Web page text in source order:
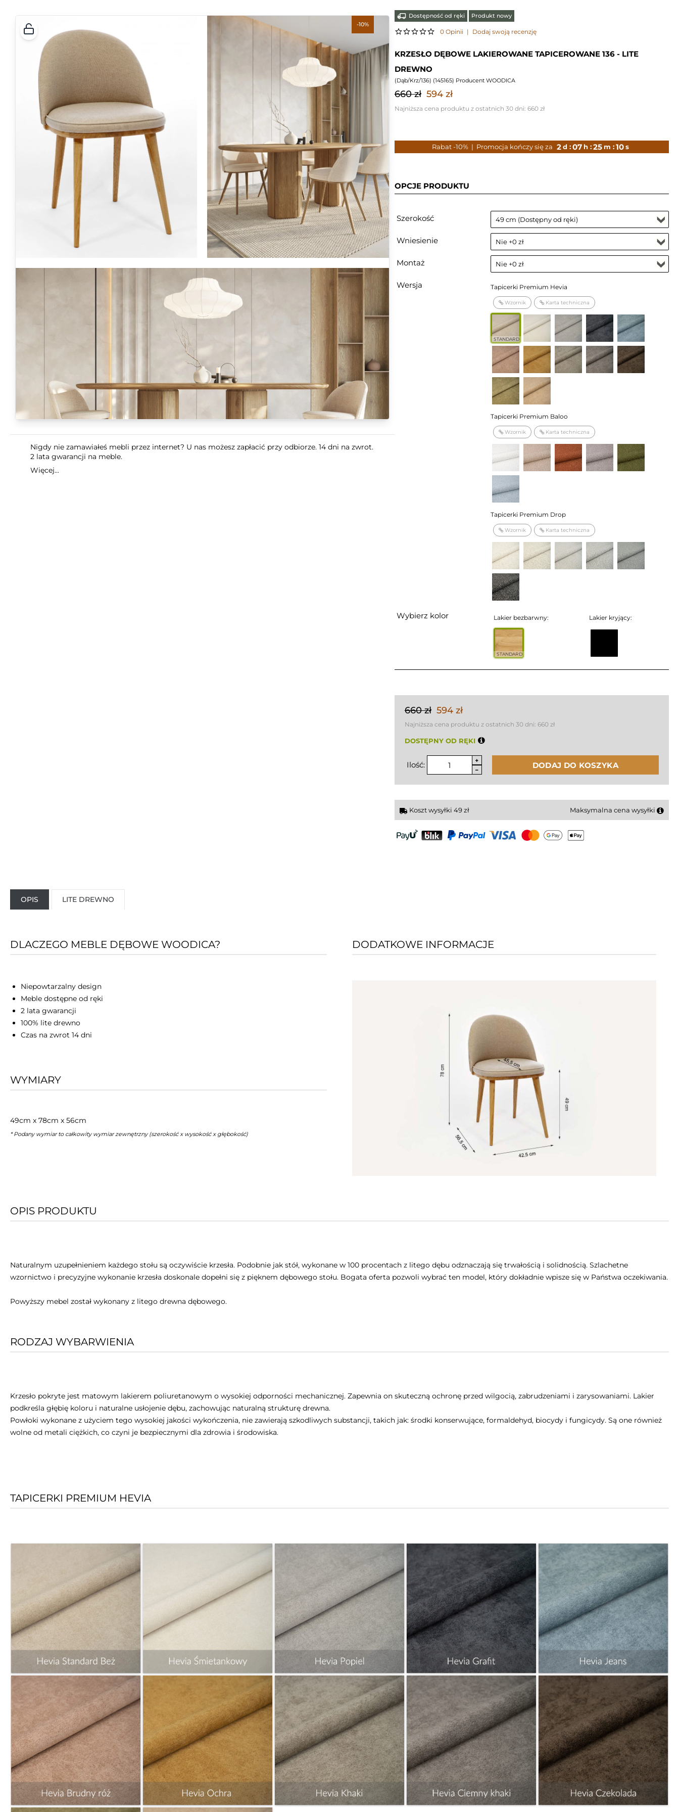
-10%
Nigdy nie zamawiałeś mebli przez internet? U nas możesz zapłacić przy odbiorze. 14 dni na zwrot.
2 lata gwarancji na meble.
Więcej...
Dostępność od ręki Produkt nowy
0 Opinii | Dodaj swoją recenzję
KRZESŁO DĘBOWE LAKIEROWANE TAPICEROWANE 136 - LITE
DREWNO
(Dąb/Krz/136) (145165) Producent WOODICA
660 zł 594 zł
Najniższa cena produktu z ostatnich 30 dni: 660 zł
Rabat -10% | Promocja kończy się za 2 d : 07 h : 25 m : 09s
OPCJE PRODUKTU
Szerokość
Wniesienie
Montaż
Wersja Tapicerki Premium Hevia
Wzornik Karta techniczna
STANDARD
Tapicerki Premium Baloo
Wzornik Karta techniczna
Tapicerki Premium Drop
Wzornik Karta techniczna
Wybierz kolor Lakier bezbarwny:
STANDARD
Lakier kryjący:
660 zł 594 zł
Najniższa cena produktu z ostatnich 30 dni: 660 zł
DOSTĘPNY OD RĘKI
Ilość: DODAJ DO KOSZYKA
Koszt wysyłki 49zł Maksymalna cena wysyłki
OPIS LITE DREWNO
DLACZEGO MEBLE DĘBOWE WOODICA?
Niepowtarzalny design
Meble dostępne od ręki
2 lata gwarancji
100% lite drewno
Czas na zwrot 14 dni
WYMIARY
49cm x 78cm x 56cm
* Podany wymiar to całkowity wymiar zewnętrzny (szerokość x wysokość x głębokość)
DODATKOWE INFORMACJE
OPIS PRODUKTU
Naturalnym uzupełnieniem każdego stołu są oczywiście krzesła. Podobnie jak stół, wykonane w 100 procentach z litego dębu odznaczają się trwałością i solidnością. Szlachetne
wzornictwo i precyzyjne wykonanie krzesła doskonale dopełni się z pięknem dębowego stołu. Bogata oferta pozwoli wybrać ten model, który dokładnie wpisze się w Państwa oczekiwania.
Powyższy mebel został wykonany z litego drewna dębowego.
RODZAJ WYBARWIENIA
Krzesło pokryte jest matowym lakierem poliuretanowym o wysokiej odporności mechanicznej. Zapewnia on skuteczną ochronę przed wilgocią, zabrudzeniami i zarysowaniami. Lakier
podkreśla głębię koloru i naturalne usłojenie dębu, zachowując naturalną strukturę drewna.
Powłoki wykonane z użyciem tego wysokiej jakości wykończenia, nie zawierają szkodliwych substancji, takich jak: środki konserwujące, formaldehyd, biocydy i fungicydy. Są one również
wolne od metali ciężkich, co czyni je bezpiecznymi dla zdrowia i środowiska.
TAPICERKI PREMIUM HEVIA